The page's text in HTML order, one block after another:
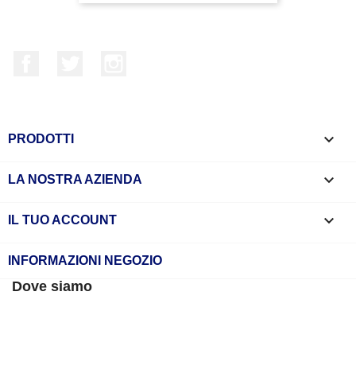
PRODOTTI 
LA NOSTRA AZIENDA 
IL TUO ACCOUNT 
INFORMAZIONI NEGOZIO
Dove siamo